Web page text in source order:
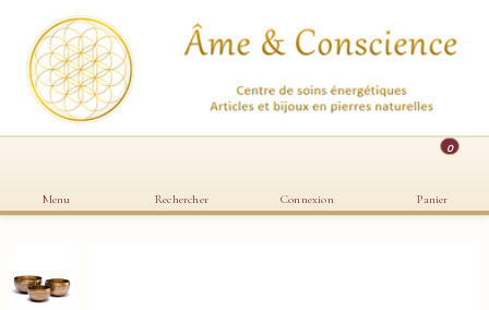
Menu Rechercher Connexion
0
Panier